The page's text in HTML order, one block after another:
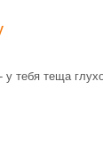
у тебя теща